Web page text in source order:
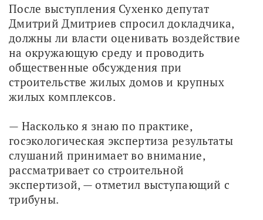
После выступления Сухенко депутат
Дмитрий Дмитриев спросил докладчика,
должны ли власти оценивать воздействие
на окружающую среду и проводить
общественные обсуждения при
строительстве жилых домов и крупных
жилых комплексов.
— Насколько я знаю по практике,
госэкологическая экспертиза результаты
слушаний принимает во внимание,
рассматривает со строительной
экспертизой, — отметил выступающий с
трибуны.